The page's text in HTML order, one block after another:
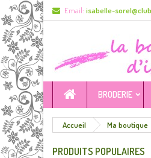
Email: isabelle-
BRODERIE
Accueil Ma boutique
PRODUITS POPULAIRES